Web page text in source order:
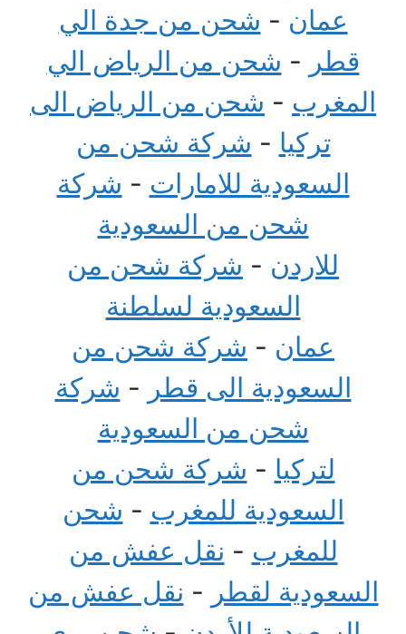
عمان - شحن من جدة الي
قطر - شحن من الرياض الي
المغرب - شحن من الرياض الى
تركيا - شركة شحن من
السعودية للامارات - شركة
شحن من السعودية
للاردن - شركة شحن من
السعودية لسلطنة
عمان - شركة شحن من
السعودية الى قطر - شركة
شحن من السعودية
لتركيا - شركة شحن من
السعودية للمغرب - شحن
للمغرب - نقل عفش من
السعودية لقطر - نقل عفش من